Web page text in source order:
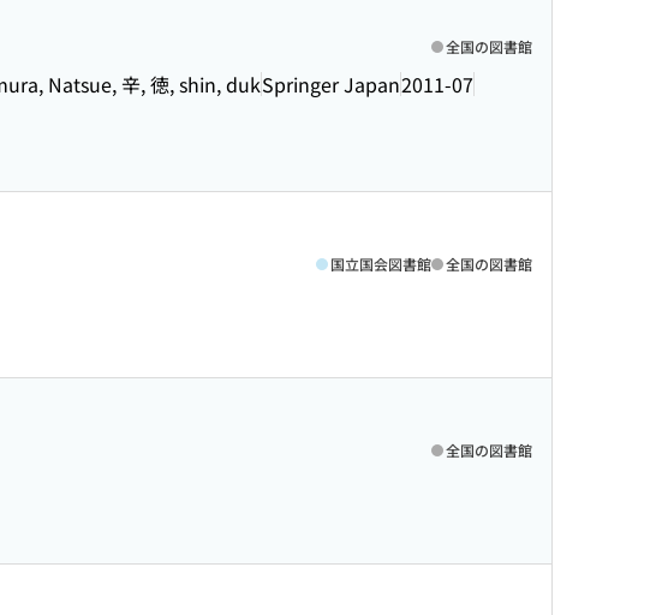
Natsue, 辛, 徳, shin, dukSpringer Japan2011-07
全国の図書館
国立国会図書館 全国の図書館
全国の図書館